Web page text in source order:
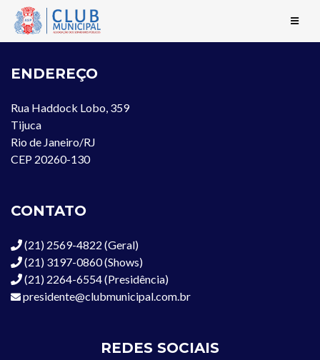
ENDEREÇO
Rua Haddock Lobo, 359
Tijuca
Rio de Janeiro/RJ
CEP 20260-130
CONTATO
(21) 2569-4822 (Geral)
(21) 3197-0860 (Shows)
(21) 2264-6554 (Presidência)
presidente@clubmunicipal.com.br
REDES SOCIAIS